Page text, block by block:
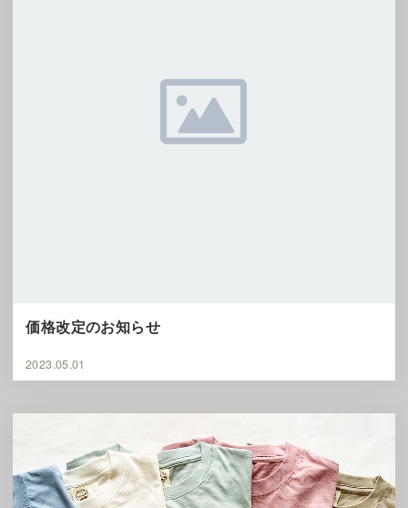
価格改定のお知らせ
2023.05.01